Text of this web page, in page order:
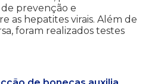
prevenção e
as hepatites virais. Além de
foram realizados testes